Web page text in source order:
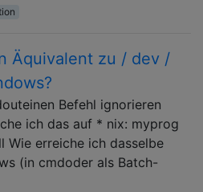
Äquivalent zu / dev /
Befehl ignorieren
ich das auf * nix: myprog
Wie erreiche ich dasselbe
(in cmdoder als Batch-